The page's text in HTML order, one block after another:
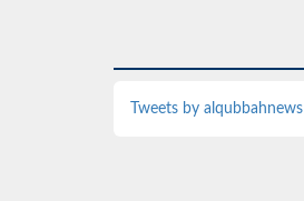
Tweets by alqubbahnews